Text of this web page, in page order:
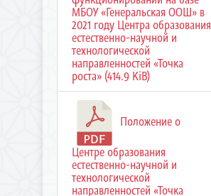
МБОУ «Генеральская ООШ» в
2021 году Центра образования
естественно-научной и
технологической
направленностей «Точка
роста» (414.9 KiB)
Положение о
Центре образования
естественно-научной и
технологической
направленностей «Точка